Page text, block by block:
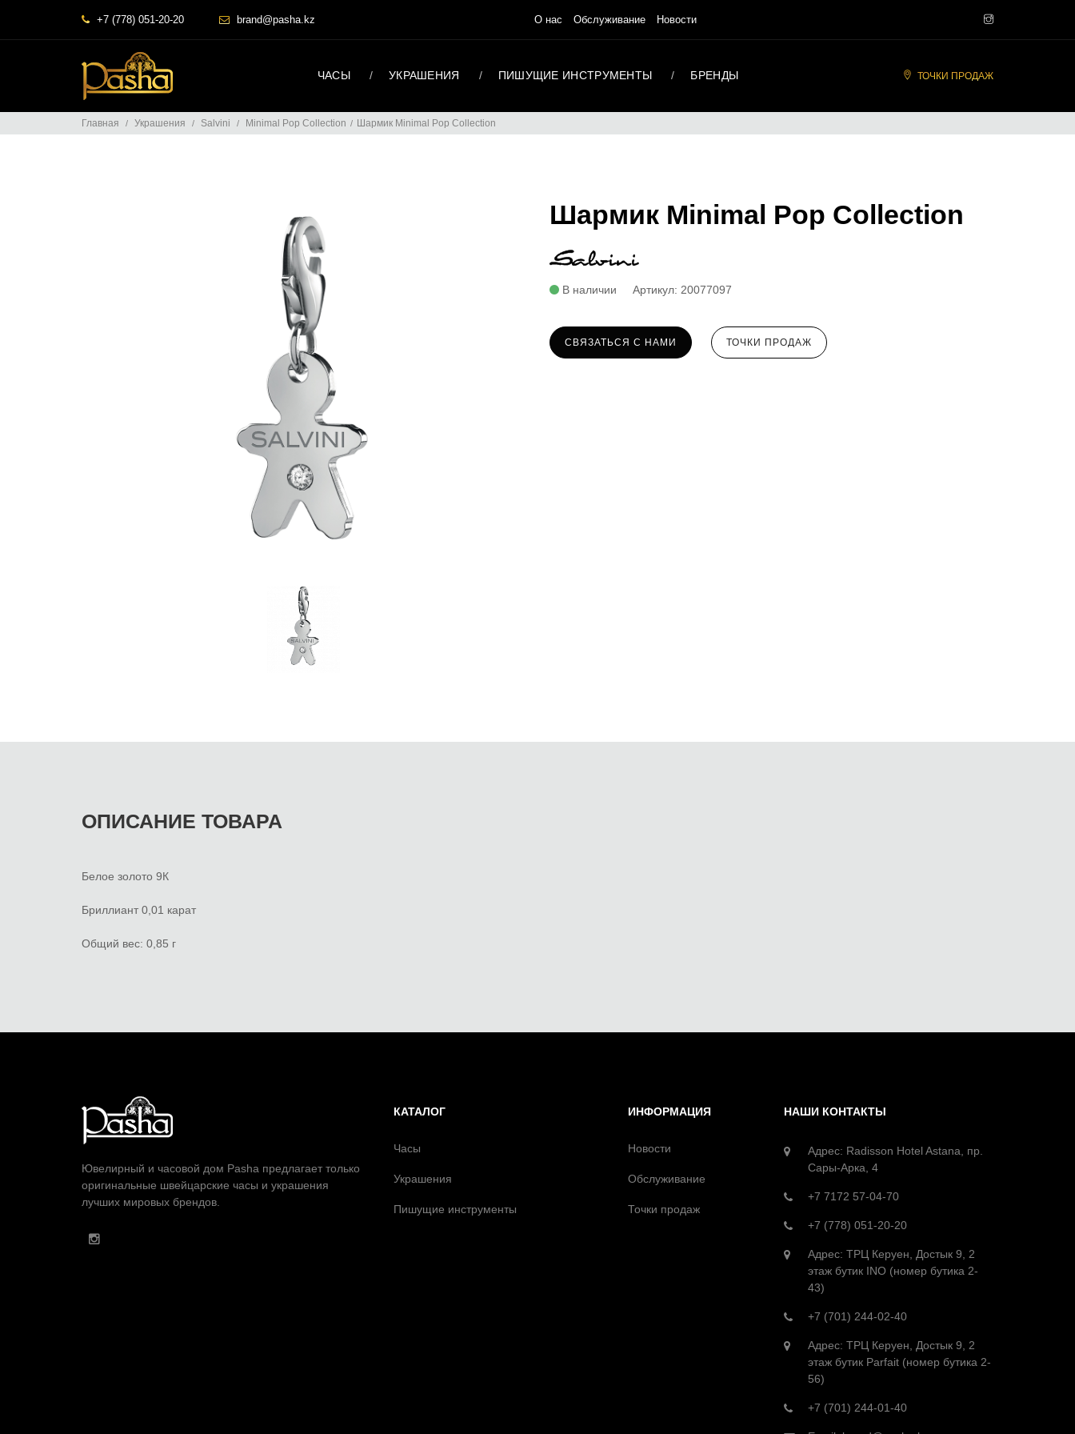
+7 (778) 051-20-20 brand@pasha.kz О нас Обслуживание Новости
ЧАСЫ УКРАШЕНИЯ ПИШУЩИЕ ИНСТРУМЕНТЫ БРЕНДЫ ТОЧКИ ПРОДАЖ
Главная Украшения Salvini Minimal Pop Collection Шармик Minimal Pop Collection
Шармик Minimal Pop Collection
В наличии Артикул: 20077097
СВЯЗАТЬСЯ С НАМИ ТОЧКИ ПРОДАЖ
ОПИСАНИЕ ТОВАРА
Белое золото 9К
Бриллиант 0,01 карат
Общий вес: 0,85 г
Ювелирный и часовой дом Pasha предлагает только
оригинальные швейцарские часы и украшения
лучших мировых брендов.
КАТАЛОГ
Часы
Украшения
Пишущие инструменты
ИНФОРМАЦИЯ
Новости
Обслуживание
Точки продаж
НАШИ КОНТАКТЫ
Адрес: Radisson Hotel Astana, пр.
Сары-Арка, 4
+7 7172 57-04-70
+7 (778) 051-20-20
Адрес: ТРЦ Керуен, Достык 9, 2
этаж бутик INO (номер бутика 2-
43)
+7 (701) 244-02-40
Адрес: ТРЦ Керуен, Достык 9, 2
этаж бутик Parfait (номер бутика 2-
56)
+7 (701) 244-01-40